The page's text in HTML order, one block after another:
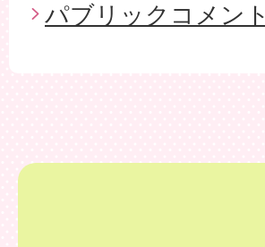
パブリックコメント